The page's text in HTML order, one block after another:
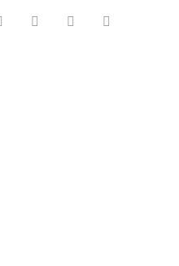
FacebookInstagramPinterest